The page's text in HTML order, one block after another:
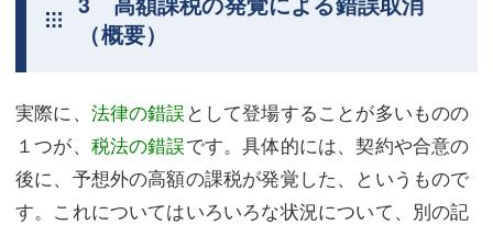
（概要）
実際に、 法律の錯誤 として登場することが多いものの
１つが、 税法の錯誤です。具体的には、契約や合意の
後に、予想外の高額の課税が発覚した、というもので
す。これについてはいろいろな状況について、別の記